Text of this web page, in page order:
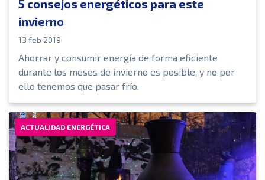
5 consejos energéticos para este
invierno
13 feb 2019
Ahorrar y consumir energía de forma eficiente
durante los meses de invierno es posible, y no por
ello tenemos que pasar frío.
ACTUALIDAD ENERGÉTICA